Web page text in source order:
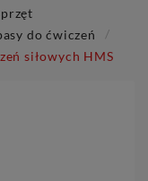
do ćwiczeń
siłowych HMS